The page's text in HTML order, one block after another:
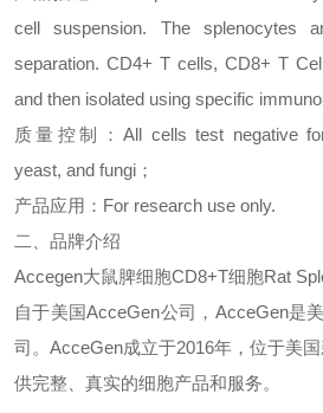
cell suspension. The splenocytes
separation. CD4+ T cells, CD8+ T
and then isolated using specific
质量控制：All cells test negative
yeast, and fungi ；
产品应用： For research use only.
二、品牌介绍
Accegen大鼠脾细胞CD8+T细胞Rat
自于美国AcceGen公司， AcceGen是
司。 AcceGen成立于2016年，位于美
供完整、真实的细胞产品和服务。